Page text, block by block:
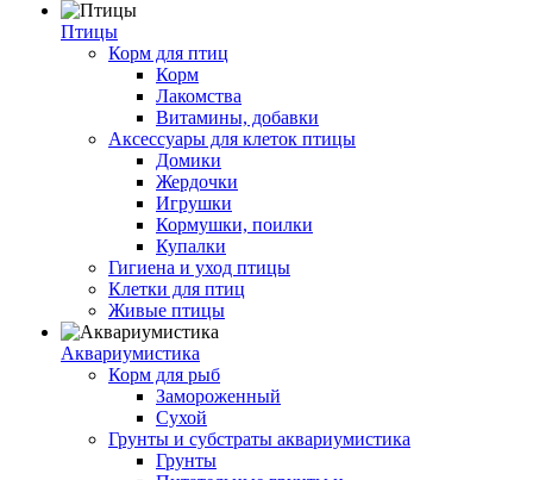
Птицы
Корм для птиц
Корм
Лакомства
Витамины, добавки
Аксессуары для клеток птицы
Домики
Жердочки
Игрушки
Кормушки, поилки
Купалки
Гигиена и уход птицы
Клетки для птиц
Живые птицы
Аквариумистика
Корм для рыб
Замороженный
Сухой
Грунты и субстраты аквариумистика
Грунты